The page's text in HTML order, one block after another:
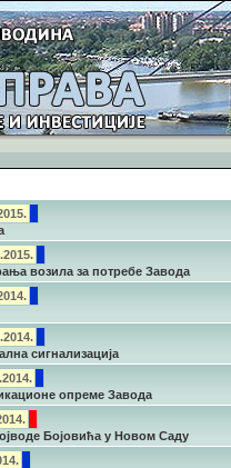
возила за потребе Завода
сигнализација
опреме Завода
Бојовића у Новом Саду